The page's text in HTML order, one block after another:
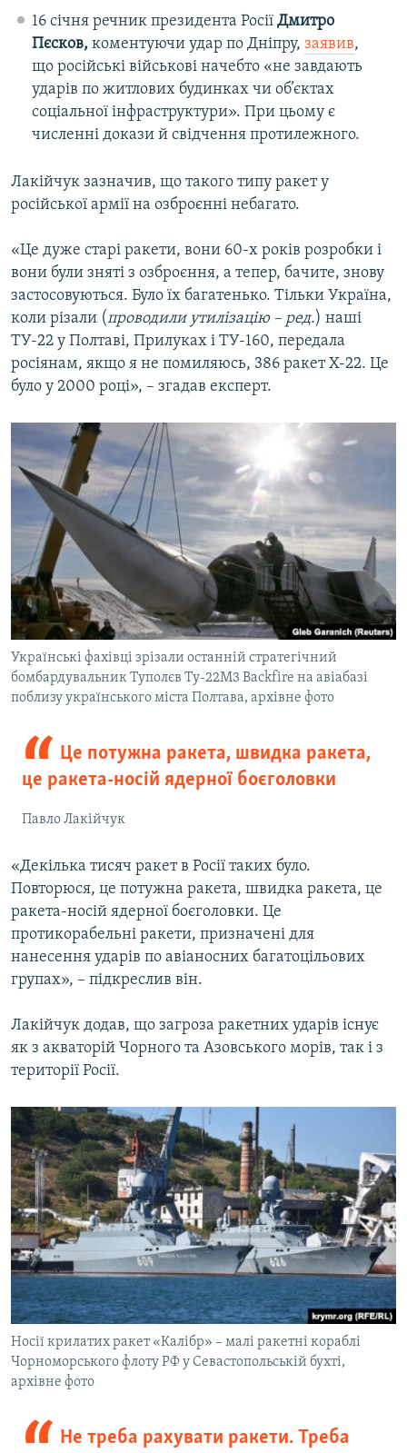
16 січня речник президента Росії Дмитро
Пєсков, коментуючи удар по Дніпру, заявив,
що російські військові начебто «не завдають
ударів по житлових будинках чи об’єктах
соціальної інфраструктури». При цьому є
численні докази й свідчення протилежного.
Лакійчук зазначив, що такого типу ракет у
російської армії на озброєнні небагато.
«Це дуже старі ракети, вони 60-х років розробки і
вони були зняті з озброєння, а тепер, бачите, знову
застосовуються. Було їх багатенько. Тільки Україна,
коли різали (проводили утилізацію – ред.) наші
ТУ-22 у Полтаві, Прилуках і ТУ-160, передала
росіянам, якщо я не помиляюсь, 386 ракет Х-22. Це
було у 2000 році», – згадав експерт.
Українські фахівці зрізали останній стратегічний
бомбардувальник Туполєв Ту-22М3 Backfire на авіабазі
поблизу українського міста Полтава, архівне фото
Це потужна ракета, швидка ракета,
це ракета-носій ядерної боєголовки
Павло Лакійчук
«Декілька тисяч ракет в Росії таких було.
Повторюся, це потужна ракета, швидка ракета, це
ракета-носій ядерної боєголовки. Це
протикорабельні ракети, призначені для
нанесення ударів по авіаносних багатоцільових
групах», – підкреслив він.
Лакійчук додав, що загроза ракетних ударів існує
як з акваторій Чорного та Азовського морів, так і з
території Росії.
Носії крилатих ракет «Калібр» – малі ракетні кораблі
Чорноморського флоту РФ у Севастопольській бухті,
архівне фото
Не треба рахувати ракети. Треба